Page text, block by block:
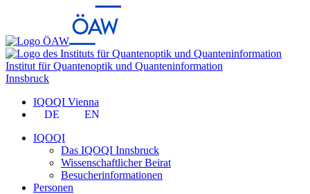
Institut für Quantenoptik und Quanteninformation
Innsbruck
IQOQI Vienna
DE
EN
IQOQI
Das IQOQI Innsbruck
Wissenschaftlicher Beirat
Besucherinformationen
Personen